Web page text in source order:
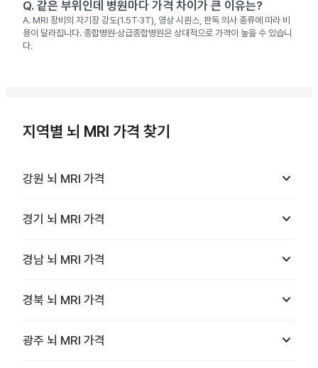
Q. 같은 부위인데 병원마다 가격 차이가 큰 이유는?
A. MRI 장비의 자기장 강도(1.5T·3T), 영상 시퀀스, 판독 의사 종류에 따라 비
용이 달라집니다. 종합병원·상급종합병원은 상대적으로 가격이 높을 수 있습니
다.
지역별 뇌 MRI 가격 찾기
강원 뇌 MRI 가격 keyboard_arrow_down
경기 뇌 MRI 가격 keyboard_arrow_down
경남 뇌 MRI 가격 keyboard_arrow_down
경북 뇌 MRI 가격 keyboard_arrow_down
광주 뇌 MRI 가격 keyboard_arrow_down